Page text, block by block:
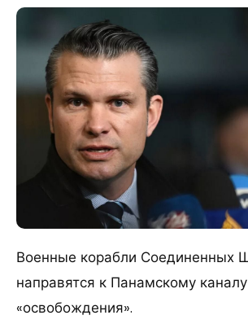
Военные корабли Соединенных
направятся к Панамскому
«освобождения».